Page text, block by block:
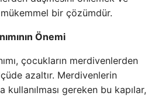
bir çözümdür.
Önemi
çocukların merdivenlerden
azaltır. Merdivenlerin
kullanılması gereken bu kapılar,